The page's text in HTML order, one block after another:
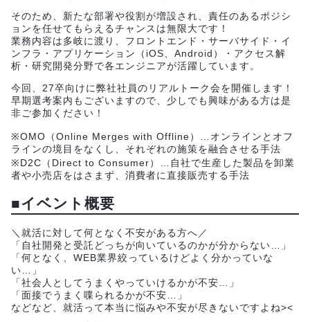
そのため、新たな部署や役割が増設され、責任のあるポジシ
ョンを任せてもらえるチャンスは無限大です！
業務内容は多岐に渡り、フロントエンド・サーバサイド・イ
ンフラ・アプリケーション（iOS、Android）・アクセス解
析・研究開発分野で各エンジニアが活躍しています。
今回、27卒向けに弊社社員のリアルトーク会を開催します！
早期選考案内もございますので、少しでも興味がある方は是
非ご参加ください！
※OMO（Online Merges with Offline）…オンラインとオフ
ラインの境目をなくし、それぞれの施策を融合させる手法
※D2C（Direct to Consumer）…自社で生産した製品を卸業
者や小売店をはさまず、消費者に直接販売する手法
■イベント概要
＼就活に対して何となく不安がある方へ／
「自社開発と受託どっちが向いているのかが分からない…」
「何となく、WEB業界絞っているけどよく分かっていな
い…」
「社会人としてうまくやっていけるかが不安…」
「面接でうまく喋られるかが不安…」
などなど、就活って本当に悩みや不安が尽きないですよね><